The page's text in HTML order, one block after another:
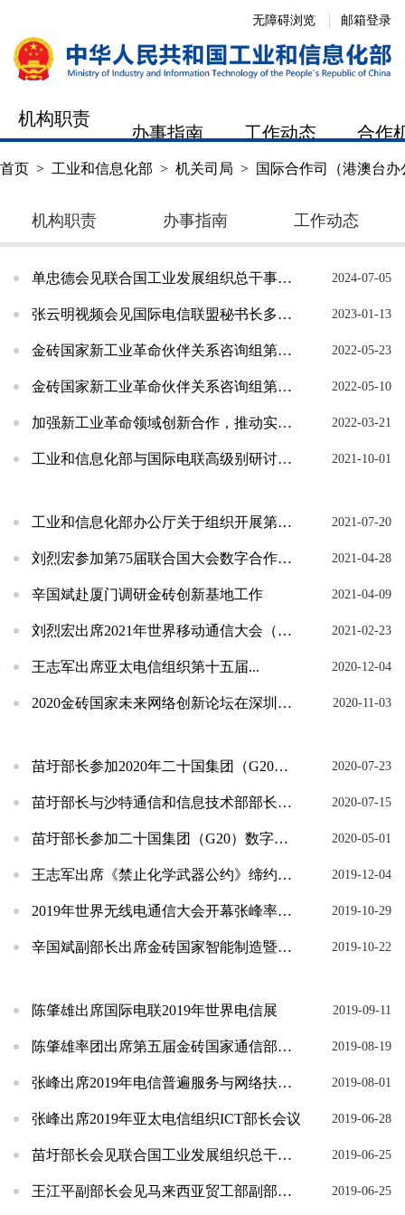
邮箱登录
无障碍浏览
机构职责
办事指南 工作动态 合作
首页 > 工业和信息化部 > 机关司局 > 国际合作司（港澳台办
机构职责 办事指南 工作动态
单忠德会见联合国工业发展组织总干事格尔德·穆勒 2024-07-05
张云明视频会见国际电信联盟秘书长多琳·伯格丹-马丁 2023-01-13
金砖国家新工业革命伙伴关系咨询组第三次会议顺利举行 2022-05-23
金砖国家新工业革命伙伴关系咨询组第二次会议顺利举行 2022-05-10
加强新工业革命领域创新合作，推动实现更加强劲、绿色、健康的全球发展 2022-03-21
工业和信息化部与国际电联高级别研讨会在深圳举行 2021-10-01
工业和信息化部办公厅关于组织开展第二届促进金砖工业创新合作大赛的通知 2021-07-20
刘烈宏参加第75届联合国大会数字合作与互联互通高级别主题辩论会 2021-04-28
辛国斌赴厦门调研金砖创新基地工作 2021-04-09
刘烈宏出席2021年世界移动通信大会（上海） 2021-02-23
王志军出席亚太电信组织第十五届... 2020-12-04
2020金砖国家未来网络创新论坛在深圳召开 2020-11-03
苗圩部长参加2020年二十国集团（G20）数字经济部长会议 2020-07-23
苗圩部长与沙特通信和信息技术部部长苏瓦哈举行工作会谈 2020-07-15
苗圩部长参加二十国集团（G20）数字经济部长应对新冠肺炎特别会议 2020-05-01
王志军出席《禁止化学武器公约》缔约国大会 2019-12-04
2019年世界无线电通信大会开幕张峰率中国代表团出席 2019-10-29
辛国斌副部长出席金砖国家智能制造暨新工业革命伙伴关系论坛 2019-10-22
陈肇雄出席国际电联2019年世界电信展 2019-09-11
陈肇雄率团出席第五届金砖国家通信部长会议 2019-08-19
张峰出席2019年电信普遍服务与网络扶贫研讨会 2019-08-01
张峰出席2019年亚太电信组织ICT部长会议 2019-06-28
苗圩部长会见联合国工业发展组织总干事李勇 2019-06-25
王江平副部长会见马来西亚贸工部副部长王建民、越南外交部副部长黎怀中 2019-06-25